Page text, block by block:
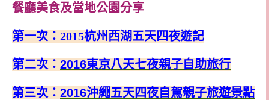
餐廳美食及當地公園分享
第一次： 2015杭州西湖五天四夜遊記
第二次： 2016東京八天七夜親子自助旅行
第三次： 2016沖繩五天四夜自駕親子旅遊景點